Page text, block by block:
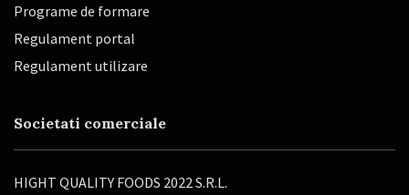
Programe de formare
Regulament portal
Regulament utilizare
Societati comerciale
HIGHT QUALITY FOODS 2022 S.R.L.